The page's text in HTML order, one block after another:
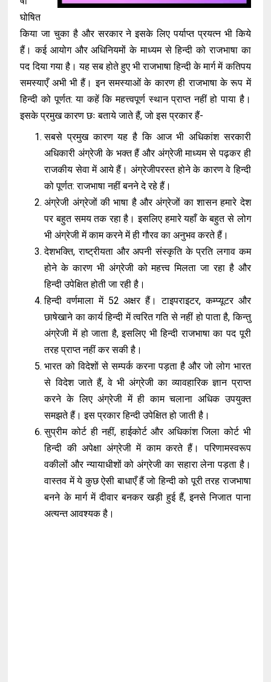
घोषित
किया जा चुका है और सरकार ने इसके लिए पर्याप्त प्रयत्न भी किये
हैं। कई आयोग और अधिनियमों के माध्यम से हिन्दी को राजभाषा का
पद दिया गया है। यह सब होते हुए भी राजभाषा हिन्दी के मार्ग में कतिपय
समस्याएँ अभी भी हैं। इन समस्याओं के कारण ही राजभाषा के रूप में
हिन्दी को पूर्णत: या कहें कि महत्त्वपूर्ण स्थान प्राप्त नहीं हो पाया है।
इसके प्रमुख कारण छः बताये जाते हैं, जो इस प्रकार हैं-
सबसे प्रमुख कारण यह है कि आज भी अधिकांश सरकारी
अधिकारी अंग्रेजी के भक्त हैं और अंग्रेजी माध्यम से पढ़कर ही
राजकीय सेवा में आये हैं। अंग्रेजीपरस्त होने के कारण वे हिन्दी
को पूर्णत: राजभाषा नहीं बनने दे रहे हैं।
अंग्रेजी अंग्रेजों की भाषा है और अंग्रेजों का शासन हमारे देश
पर बहुत समय तक रहा है। इसलिए हमारे यहाँ के बहुत से लोग
भी अंग्रेजी में काम करने में ही गौरव का अनुभव करते हैं।
देशभक्ति, राष्ट्रीयता और अपनी संस्कृति के प्रति लगाव कम
होने के कारण भी अंग्रेजी को महत्त्व मिलता जा रहा है और
हिन्दी उपेक्षित होती जा रही है।
हिन्दी वर्णमाला में 52 अक्षर हैं। टाइपराइटर, कम्प्यूटर और
छाषेखाने का कार्य हिन्दी में त्वरित गति से नहीं हो पाता है, किन्तु
अंग्रेजी में हो जाता है, इसलिए भी हिन्दी राजभाषा का पद पूरी
तरह प्राप्त नहीं कर सकी है।
भारत को विदेशों से सम्पर्क करना पड़ता है और जो लोग भारत
से विदेश जाते हैं, वे भी अंग्रेजी का व्यावहारिक ज्ञान प्राप्त
करने के लिए अंग्रेजी में ही काम चलाना अधिक उपयुक्त
समझते हैं। इस प्रकार हिन्दी उपेक्षित हो जाती है।
सुप्रीम कोर्ट ही नहीं, हाईकोर्ट और अधिकांश जिला कोर्ट भी
हिन्दी की अपेक्षा अंग्रेजी में काम करते हैं। परिणामस्वरूप
वकीलों और न्यायाधीशों को अंग्रेजी का सहारा लेना पड़ता है।
वास्तव में ये कुछ ऐसी बाधाएँ हैं जो हिन्दी को पूरी तरह राजभाषा
बनने के मार्ग में दीवार बनकर खड़ी हुई हैं, इनसे निजात पाना
अत्यन्त आवश्यक है।